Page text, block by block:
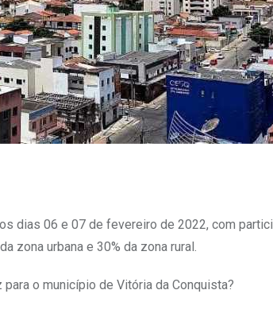
dias 06 e 07 de fevereiro de 2022, com
zona urbana e 30% da zona rural.
o município de Vitória da Conquista?